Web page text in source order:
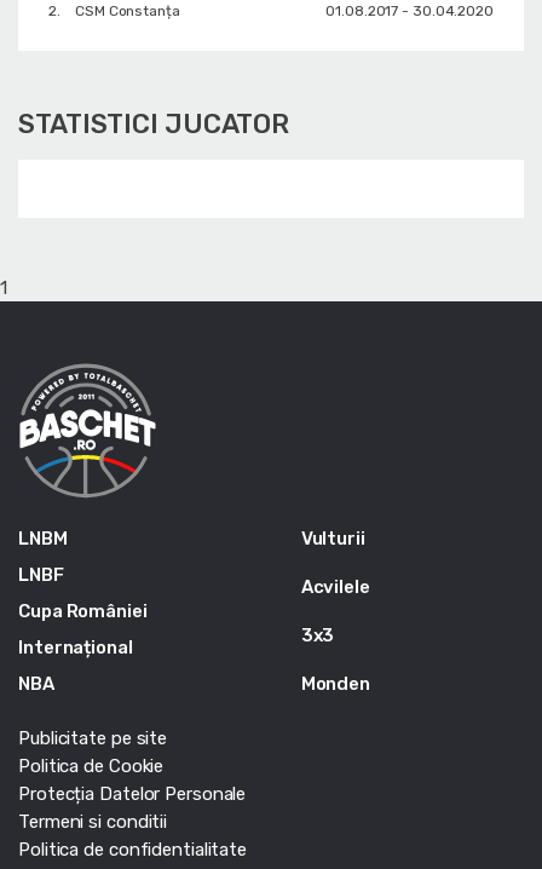
2.
CSM Constanța 01.08.2017 - 30.04.2020
STATISTICI JUCATOR
1
LNBM
LNBF
Cupa României
Internațional
NBA
Vulturii
Acvilele
3x3
Monden
Publicitate pe site
Politica de Cookie
Protecția Datelor Personale
Termeni si conditii
Politica de confidentialitate